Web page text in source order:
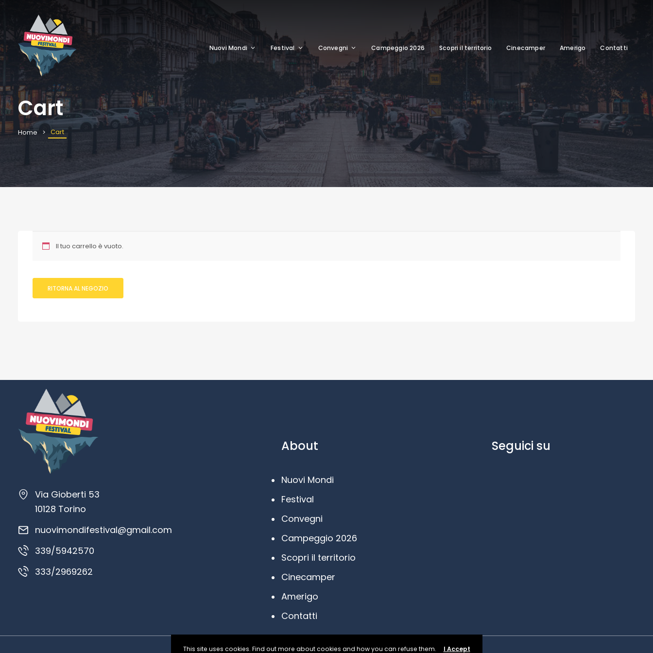
Nuovi Mondi Festival Convegni Campeggio 2026 Scopri il territorio Cinecamper Amerigo Contatti
Cart
Home Cart
Il tuo carrello è vuoto.
RITORNA AL NEGOZIO
Via Gioberti 53
10128 Torino
nuovimondifestival@gmail.com
339/5942570
333/2969262
About
Nuovi Mondi
Festival
Convegni
Campeggio 2026
Scopri il territorio
Cinecamper
Amerigo
Contatti
Seguici su
This site uses cookies. Find out more about cookies and how you can refuse them. I Accept